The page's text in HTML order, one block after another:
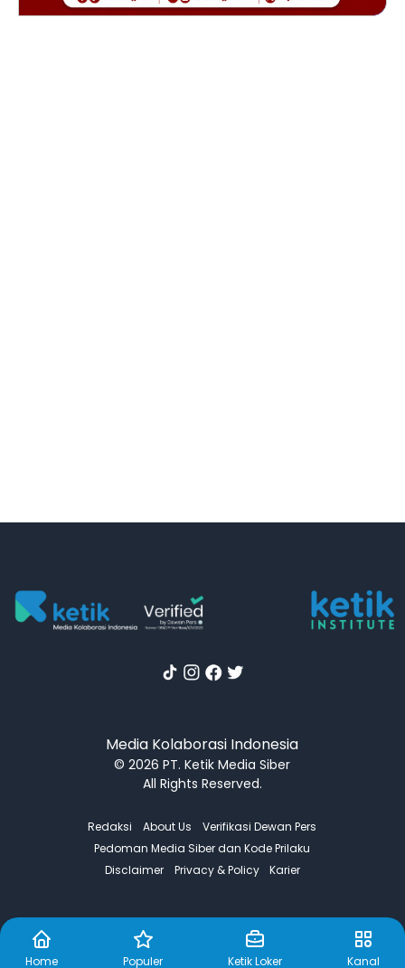
Home Populer Ketik Loker Kanal
Media Kolaborasi Indonesia
© 2026 PT. Ketik Media Siber
All Rights Reserved.
Redaksi About Us
Verifikasi Dewan Pers
Pedoman Media Siber dan Kode Prilaku
Disclaimer
Privacy & Policy Karier